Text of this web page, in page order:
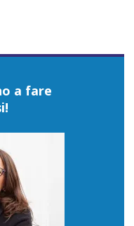
a fare